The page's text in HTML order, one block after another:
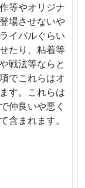
等やオリジナ
場させないや
イバルぐらい
たり、粘着等
戦法等ならと
でこれらはオ
す。これらは
仲良いや悪く
含まれます。